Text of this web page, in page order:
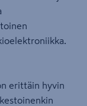
erittäin hyvin